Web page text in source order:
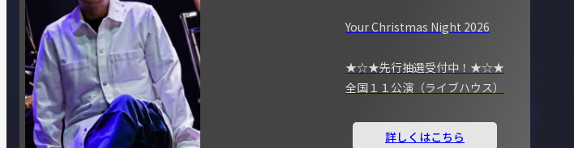
Your Christmas Night 2026
★☆★先行抽選受付中！★☆★
全国１１公演（ライブハウス）
詳しくはこちら